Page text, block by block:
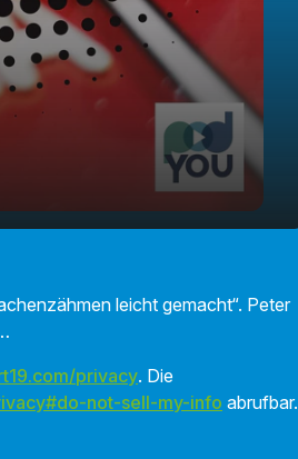
leicht gemacht“. Peter
privacy. Die
not-sell-my-info abrufbar.